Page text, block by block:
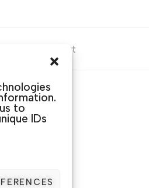
to
IDs
Garden Art